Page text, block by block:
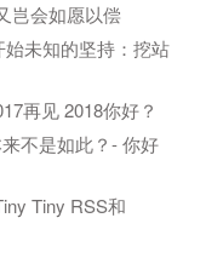
岂会如愿以偿
未知的坚持：挖站
再见 2018你好？
不是如此？- 你好
Tiny RSS和